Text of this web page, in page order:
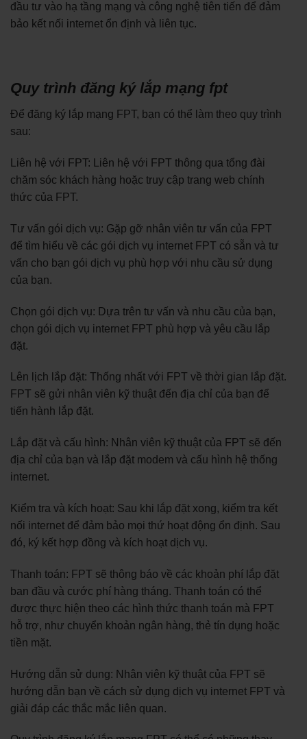
đầu tư vào hạ tầng mạng và công nghệ tiên tiến để đảm
bảo kết nối internet ổn định và liên tục.
Quy trình đăng ký lắp mạng fpt
Để đăng ký lắp mạng FPT, bạn có thể làm theo quy trình
sau:
Liên hệ với FPT: Liên hệ với FPT thông qua tổng đài
chăm sóc khách hàng hoặc truy cập trang web chính
thức của FPT.
Tư vấn gói dịch vụ: Gặp gỡ nhân viên tư vấn của FPT
để tìm hiểu về các gói dịch vụ internet FPT có sẵn và tư
vấn cho bạn gói dịch vụ phù hợp với nhu cầu sử dụng
của bạn.
Chọn gói dịch vụ: Dựa trên tư vấn và nhu cầu của bạn,
chọn gói dịch vụ internet FPT phù hợp và yêu cầu lắp
đặt.
Lên lịch lắp đặt: Thống nhất với FPT về thời gian lắp đặt.
FPT sẽ gửi nhân viên kỹ thuật đến địa chỉ của bạn để
tiến hành lắp đặt.
Lắp đặt và cấu hình: Nhân viên kỹ thuật của FPT sẽ đến
địa chỉ của bạn và lắp đặt modem và cấu hình hệ thống
internet.
Kiểm tra và kích hoạt: Sau khi lắp đặt xong, kiểm tra kết
nối internet để đảm bảo mọi thứ hoạt động ổn định. Sau
đó, ký kết hợp đồng và kích hoạt dịch vụ.
Thanh toán: FPT sẽ thông báo về các khoản phí lắp đặt
ban đầu và cước phí hàng tháng. Thanh toán có thể
được thực hiện theo các hình thức thanh toán mà FPT
hỗ trợ, như chuyển khoản ngân hàng, thẻ tín dụng hoặc
tiền mặt.
Hướng dẫn sử dụng: Nhân viên kỹ thuật của FPT sẽ
hướng dẫn bạn về cách sử dụng dịch vụ internet FPT và
giải đáp các thắc mắc liên quan.